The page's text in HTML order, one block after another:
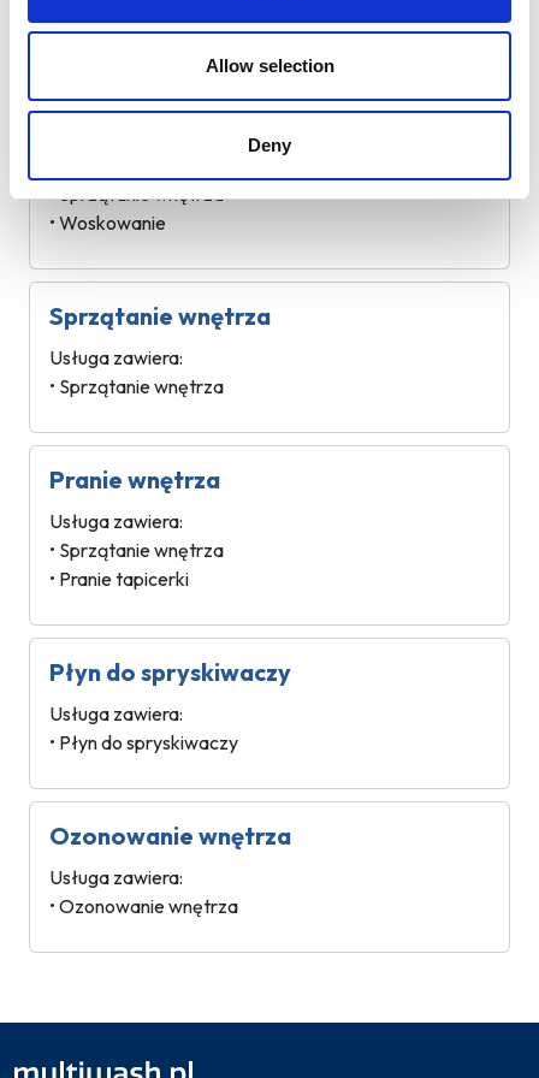
Allow selection
Deny
Komplet z woskowaniem
• Sprzątanie wnętrza
• Woskowanie
Sprzątanie wnętrza
Usługa zawiera:
• Sprzątanie wnętrza
Pranie wnętrza
Usługa zawiera:
• Sprzątanie wnętrza
• Pranie tapicerki
Płyn do spryskiwaczy
Usługa zawiera:
• Płyn do spryskiwaczy
Ozonowanie wnętrza
Usługa zawiera:
• Ozonowanie wnętrza